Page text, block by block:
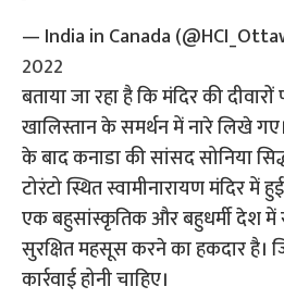
— India in Canada
2022
बताया जा रहा है कि मंदिर की
खालिस्तान के समर्थन में नारे लिखे
के बाद कनाडा की सांसद सोनिया
टोरंटो स्थित स्वामीनारायण मंदिर में
एक बहुसांस्कृतिक और बहुधर्मी देश में
सुरक्षित महसूस करने का हकदार है।
कार्रवाई होनी चाहिए।